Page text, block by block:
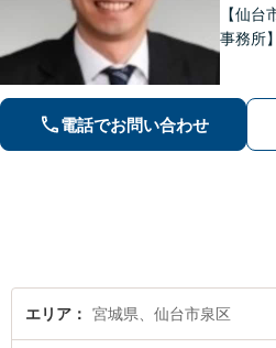
【仙
事務所
電話でお問い合わせ
エリア 宮城県、仙台市泉区